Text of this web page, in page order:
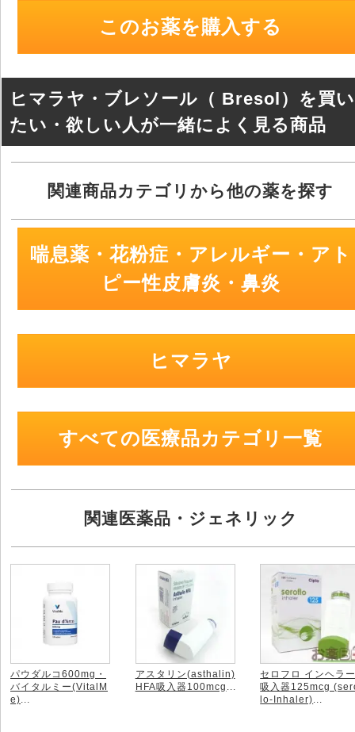
e
b
o
k
n
a
このお薬を購入する
ヒマラヤ・ブレソール（ Bresol）を買い
たい・欲しい人が一緒によく見る商品
関連商品カテゴリから他の薬を探す
喘息薬・花粉症・アレルギー・アト
ピー性皮膚炎・鼻炎
ヒマラヤ
すべての医療品カテゴリ一覧
関連医薬品・ジェネリック
パウダルコ600mg・
バイタルミー(VitalM
e)
アスタリン(asthalin)
HFA吸入器100mcg
セロフロ インヘラ
吸入器125mcg
lo-Inhaler)